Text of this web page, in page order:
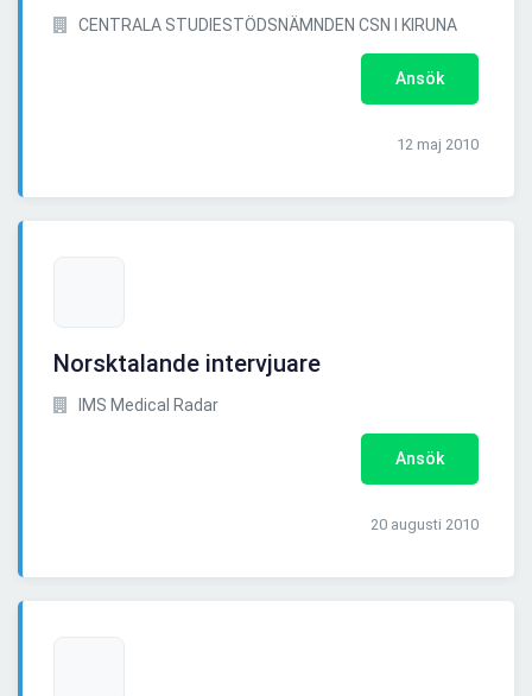
CENTRALA STUDIESTÖDSNÄMNDEN CSN I KIRUNA
Ansök
12 maj 2010
Norsktalande intervjuare
IMS Medical Radar
Ansök
20 augusti 2010